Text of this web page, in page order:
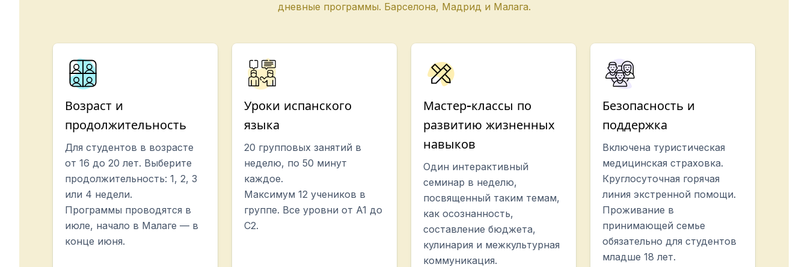
30-49 лет
Групповые занятия испанским языком
Частные уроки
Онлайн-курсы испанского языка
Подготовка к экзамену DELE
Подготовка к экзамену SIELE
Более 50 лет
Более 50 программ, сезонные сессии.
Онлайн-курсы испанского языка
Bildungsurlaub
CSN
дневные программы. Барселона, Мадрид и Малага.
Возраст и
продолжительность
Для студентов в возрасте
от 16 до 20 лет. Выберите
продолжительность: 1, 2, 3
или 4 недели.
Программы проводятся в
июле, начало в Малаге — в
конце июня.
Уроки испанского
языка
20 групповых занятий в
неделю, по 50 минут
каждое.
Максимум 12 учеников в
группе. Все уровни от A1 до
C2.
Мастер-классы по
развитию жизненных
навыков
Один интерактивный
семинар в неделю,
посвященный таким темам,
как осознанность,
составление бюджета,
кулинария и межкультурная
коммуникация.
Безопасность и
поддержка
Включена туристическая
медицинская страховка.
Круглосуточная горячая
линия экстренной помощи.
Проживание в
принимающей семье
обязательно для студентов
младше 18 лет.